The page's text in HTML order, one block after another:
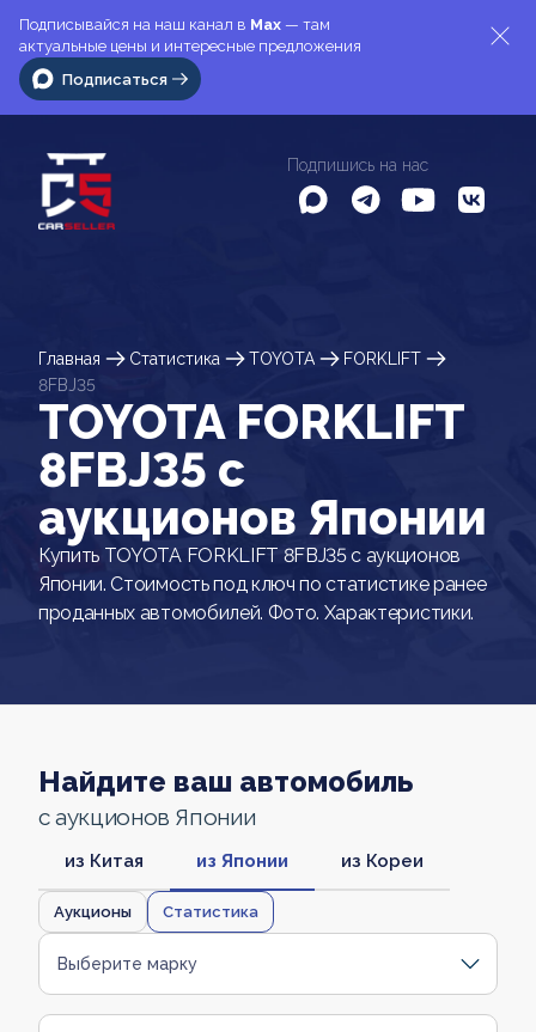
Подписывайся на наш канал в Max — там
актуальные цены и интересные предложения
Подписаться
Подпишись на нас
Главная Статистика TOYOTA
FORKLIFT
8FBJ35
TOYOTA FORKLIFT
8FBJ35 c
аукционов Японии
Купить TOYOTA FORKLIFT 8FBJ35 с аукционов
Японии. Стоимость под ключ по статистике ранее
проданных автомобилей. Фото. Характеристики.
Найдите ваш автомобиль
с аукционов Японии
из Китая из Японии из Кореи
Аукционы Статистика
Выберите марку